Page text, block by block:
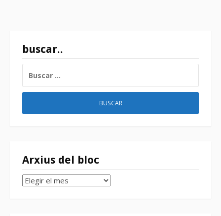
buscar..
Arxius del bloc
Arxius
bloc